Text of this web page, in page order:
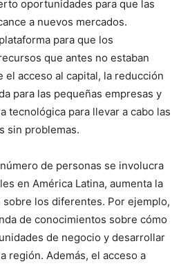
oportunidades para que las
a nuevos mercados.
para que los
que antes no estaban
el acceso al capital, la reducción
para las pequeñas empresas y
tecnológica para llevar a cabo las
sin problemas.
de personas se involucra
en América Latina, aumenta la
los diferentes. Por ejemplo,
de conocimientos sobre cómo
de negocio y desarrollar
región. Además, el acceso a